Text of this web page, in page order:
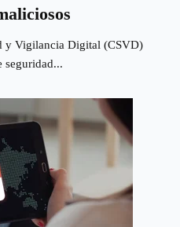
y Vigilancia Digital (CSVD)
seguridad...